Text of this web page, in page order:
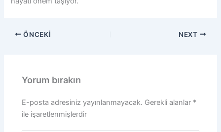
ÖNCEKI NEXT
Yorum bırakın
E-posta adresiniz yayınlanmayacak. Gerekli alanlar *
ile işaretlenmişlerdir